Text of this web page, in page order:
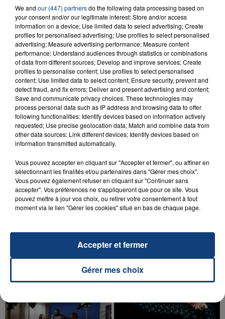
23 juillet 2026
INCENDIE MORTEL À LENS : UNE FEMME ET
SON BÉBÉ ENTRE LA VIE ET LA...
Un homme s'est immolé par le feu après avoir
aspergé sa compagne et leur bébé de trois mois
d'un liquide inflammable.
20 juillet 2026
UNE ADOLESCENTE DEVANT SE FAIRE
OPÉRER DE LA CHEVILLE RESSORT DE LA...
reconnu sa responsabilité et présenté ses
TITRES DIFFUSÉS
9h25
9h25 9h22
9h22
We and our (447) partnersdo the following data processing based on
your consent and/or our legitimate interest: Store and/or access
information on a device; Use limited data to select advertising; Create
profiles for personalised advertising; Use profiles to select personalised
advertising; Measure advertising performance; Measure content
performance; Understand audiences through statistics or combinations
of data from different sources; Develop and improve services; Create
profiles to personalise content; Use profiles to select personalised
content; Use limited data to select content; Ensure security, prevent and
detect fraud, and fix errors; Deliver and present advertising and content;
Save and communicate privacy choices. These technologies may
process personal data such as IP address and browsing data to offer
following functionalities: Identify devices based on information actively
requested; Use precise geolocation data; Match and combine data from
other data sources; Link different devices; Identify devices based on
information transmitted automatically.
Vous pouvez accepter en cliquant sur "Accepter et fermer", ou affiner en
sélectionnant les finalités et/ou partenaires dans "Gérer mes choix".
Vous pouvez également refuser en cliquant sur "Continuer sans
accepter". Vos préférences ne s'appliqueront que pour ce site. Vous
pouvez mettre à jour vos choix, ou retirer votre consentement à tout
moment via le lien "Gérer les cookies" situé en bas de chaque page.
Gérer mes choix
Accepter et fermer